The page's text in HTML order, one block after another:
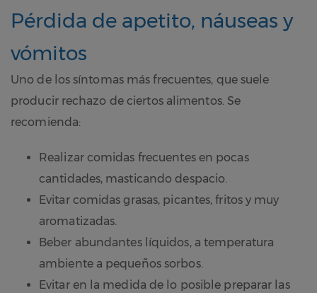
Pérdida de apetito, náuseas y
vómitos
Uno de los síntomas más frecuentes, que suele
producir rechazo de ciertos alimentos. Se
recomienda:
Realizar comidas frecuentes en pocas
cantidades, masticando despacio.
Evitar comidas grasas, picantes, fritos y muy
aromatizadas.
Beber abundantes líquidos, a temperatura
ambiente a pequeños sorbos.
Evitar en la medida de lo posible preparar las